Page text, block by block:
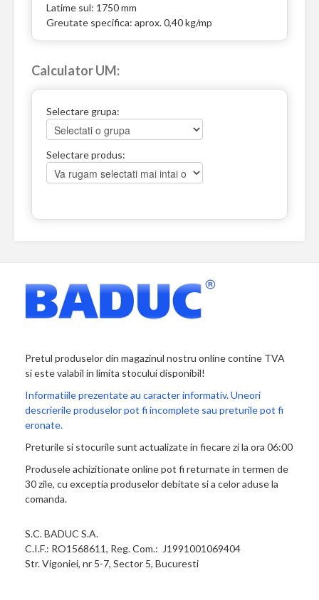
Latime sul: 1750 mm
Greutate specifica: aprox. 0,40 kg/mp
Calculator UM:
Selectare grupa:
Selectare produs:
Pretul produselor din magazinul nostru online contine TVA
si este valabil in limita stocului disponibil!
Informatiile prezentate au caracter informativ. Uneori
descrierile produselor pot fi incomplete sau preturile pot fi
eronate.
Preturile si stocurile sunt actualizate in fiecare zi la ora 06:00
Produsele achizitionate online pot fi returnate in termen de
30 zile, cu exceptia produselor debitate si a celor aduse la
comanda.
S.C. BADUC S.A.
C.I.F.: RO1568611, Reg. Com.: J1991001069404
Str. Vigoniei, nr 5-7, Sector 5, Bucuresti